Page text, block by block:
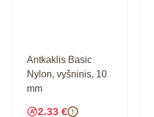
Antkaklis Basic
Nylon, vyšninis, 10
mm
2.33 € !